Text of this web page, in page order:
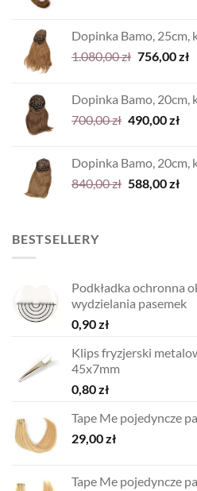
900,00 zł.
Dopinka Bamo, 25cm,
1.080,00zł Pierwotna
1.080,00
756,00zł
Dopinka Bamo, 20cm,
700,00zł Pierwotna
700,00 zł.
490,00zł
Dopinka Bamo, 20cm,
840,00zł Pierwotna
588,00zł
BESTSELLERY
Podkładka ochronna
wydzielania pasemek
0,90zł
Klips fryzjerski
45x7mm
0,80zł
Tape Me pojedyncze
29,00zł
Tape Me pojedyncze